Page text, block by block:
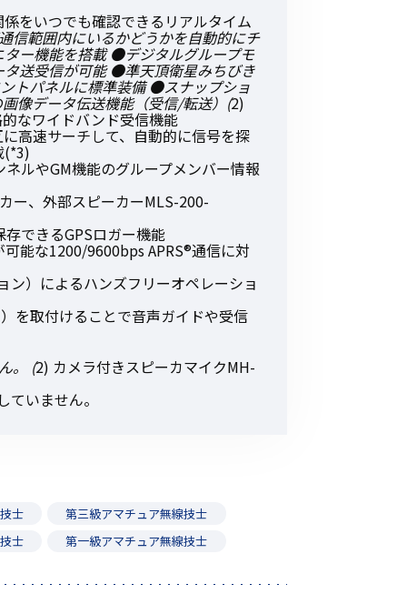
をいつでも確認できるリアルタイム
信範囲内にいるかどうかを自動的にチ
ー機能を搭載 ●デジタルグループモ
送受信が可能 ●準天頂衛星みちびき
トパネルに標準装備 ●スナップショ
像データ伝送機能（受信/転送）(2)
なワイドバンド受信機能
高速サーチして、自動的に信号を探
(*3)
ルやGM機能のグループメンバー情報
ー、外部スピーカーMLS-200-
できるGPSロガー機能
能な1200/9600bps APRS®通信に対
）によるハンズフリーオペレーショ
を取付けることで音声ガイドや受信
。 (2) カメラ付きスピーカマイクMH-
いません。
士
第三級アマチュア無線技士
士
第一級アマチュア無線技士